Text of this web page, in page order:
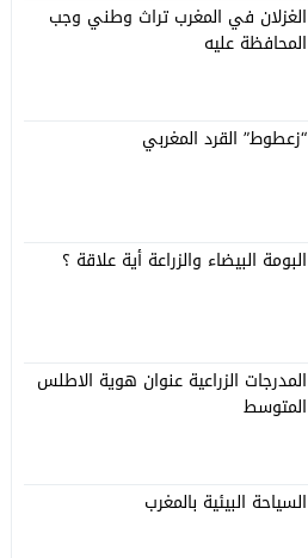
الغزلان في المغرب تراث وطني وجب
المحافظة عليه
“زعطوط” القرد المغربي
البومة البيضاء والزراعة أية علاقة ؟
المدرجات الزراعية عنوان هوية الاطلس
المتوسط
السياحة البيئية بالمغرب